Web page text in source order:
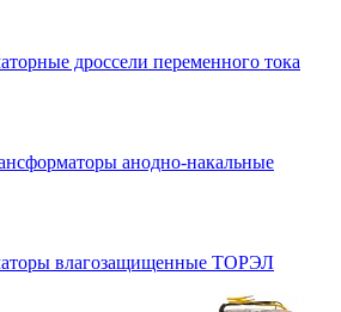
дроссели переменного тока
анодно-накальные
влагозащищенные ТОРЭЛ